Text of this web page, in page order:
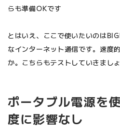
らも準備OKです
とはいえ、ここで使いたいのは
なインターネット通信です。速度
か。こちらもテストしていきましょ
ポータブル電源を
度に影響なし